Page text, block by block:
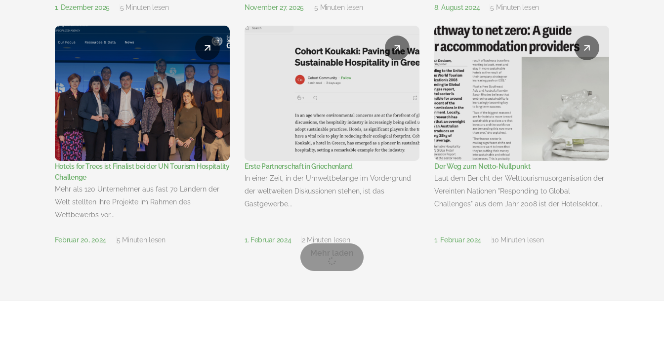
1. Dezember 2025 5 Minuten lesen November 27, 2025 5 Minuten lesen
8. August 2024
5 Minuten lesen
Hotels for Trees ist Finalist bei der UN Tourism Hospitality
Challenge
Mehr als 120 Unternehmer aus fast 70 Ländern der
Welt stellten ihre Projekte im Rahmen des
Wettbewerbs vor...
Februar 20, 2024 5 Minuten lesen
Erste Partnerschaft in Griechenland
In einer Zeit, in der Umweltbelange im Vordergrund
der weltweiten Diskussionen stehen, ist das
Gastgewerbe...
1. Februar 2024 2 Minuten lesen
Der Weg zum Netto-Nullpunkt
Laut dem Bericht der Welttourismusorganisation der
Vereinten Nationen "Responding to Global
Challenges" aus dem Jahr 2008 ist der Hotelsektor...
1. Februar 2024 10 Minuten lesen